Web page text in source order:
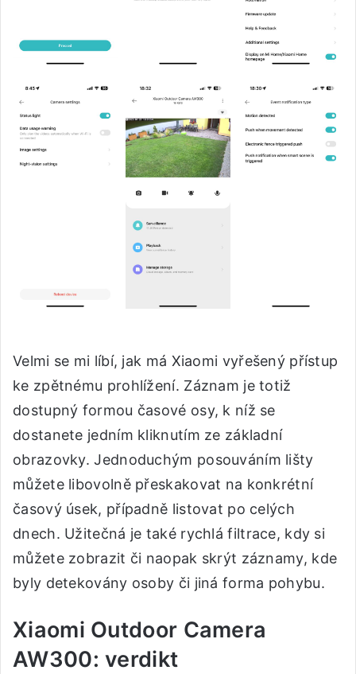
Velmi se mi líbí, jak má Xiaomi vyřešený přístup
ke zpětnému prohlížení. Záznam je totiž
dostupný formou časové osy, k níž se
dostanete jedním kliknutím ze základní
obrazovky. Jednoduchým posouváním lišty
můžete libovolně přeskakovat na konkrétní
časový úsek, případně listovat po celých
dnech. Užitečná je také rychlá filtrace, kdy si
můžete zobrazit či naopak skrýt záznamy, kde
byly detekovány osoby či jiná forma pohybu.
Xiaomi Outdoor Camera
AW300: verdikt